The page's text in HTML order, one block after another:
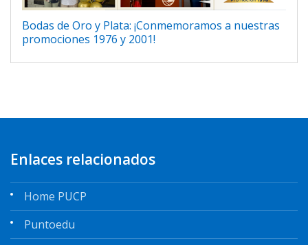
Bodas de Oro y Plata: ¡Conmemoramos a nuestras
promociones 1976 y 2001!
Enlaces relacionados
Home PUCP
Puntoedu